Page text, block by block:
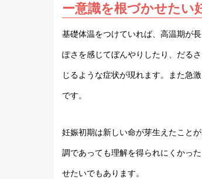
ー意識を根づかせたい
基礎体温をつけていれば、高温期が
ぽさを感じてぼんやりしたり、だる
じるような症状が現れます。また急
です。
妊娠初期は新しい命が芽生えたこと
調であっても理解を得られにくかっ
せたいでもあります。